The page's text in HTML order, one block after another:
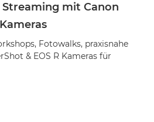
mit Canon
Kameras
Fotowalks, praxisnahe
& EOS R Kameras für